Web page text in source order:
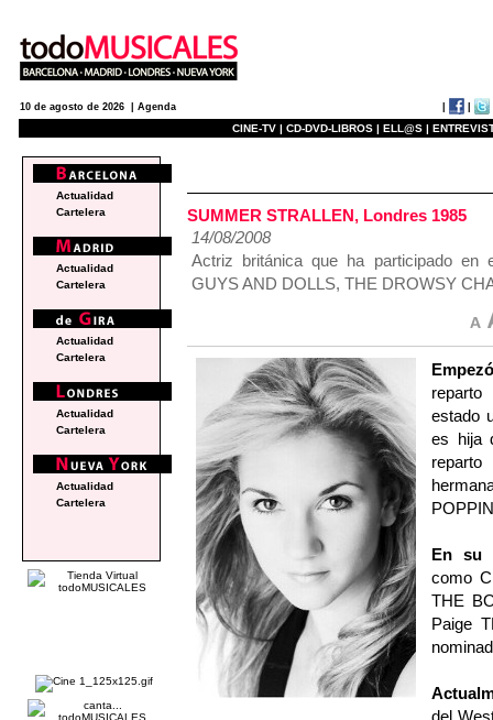
10 de agosto de 2026 | Agenda
CINE-TV | CD-DVD-LIBROS | ELL@S |
SUMMER STRALLEN, Londres 1985
14/08/2008
Actriz británica que ha participado en
GUYS AND DOLLS, THE DROWSY
reparto
estado
es hija
En su
como
THE
Paige
del
Actualidad
Cartelera
Actualidad
Cartelera
Actualidad
Cartelera
Actualidad
Cartelera
Actualidad
Cartelera